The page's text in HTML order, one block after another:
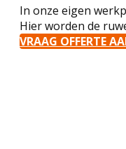
In onze eigen
Hier worden de
VRAAG OFFERTE